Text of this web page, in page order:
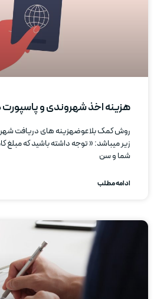
هزینه اخذ شهروندی و پاسپورت
روش کمک بلاعوضهزینه های دریافت
زیر میباشد: « توجه داشته باشید که مبلغ
شما و سن
ادامه مطلب